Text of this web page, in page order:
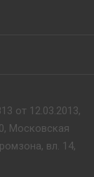
от 12.03.2013,
Московская
вл. 14,